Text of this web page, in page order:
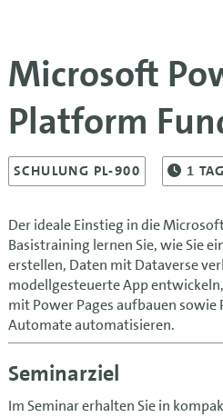
Microsoft
Platform
SCHULUNG PL-900 1 TAG
Der ideale Einstieg in die
Basistraining lernen Sie, wie Sie
erstellen, Daten mit Dataverse
modellgesteuerte App
mit Power Pages aufbauen sowie
Automate automatisieren.
Seminarziel
Im Seminar erhalten Sie in